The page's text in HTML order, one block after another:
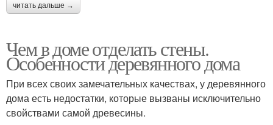
читать дальше →
Чем в доме отделать стены.
Особенности деревянного дома
При всех своих замечательных качествах, у деревянного
дома есть недостатки, которые вызваны исключительно
свойствами самой древесины.